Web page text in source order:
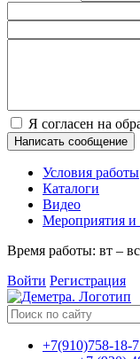
Я согласен на
Написать сообщение
Условия работы
Каталоги
Видео
Мероприятия и
Время работы: вт –
Войти Регистрация
+7(910)758-18-